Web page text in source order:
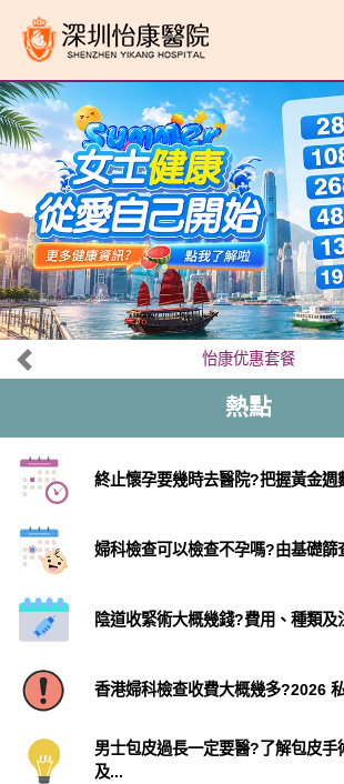
怡康优惠套餐
熱點
終止懷孕要幾時去醫院?把握黃金週
婦科檢查可以檢查不孕嗎?由基礎篩
陰道收緊術大概幾錢?費用、種類及
香港婦科檢查收費大概幾多?2026
男士包皮過長一定要醫?了解包皮手
及...